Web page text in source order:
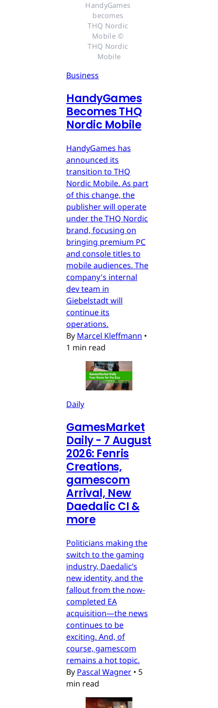
HandyGames
becomes
THQ Nordic
Mobile ©
THQ Nordic
Mobile
Business
HandyGames
Becomes THQ
Nordic Mobile
HandyGames has
announced its
transition to THQ
Nordic Mobile. As part
of this change, the
publisher will operate
under the THQ Nordic
brand, focusing on
bringing premium PC
and console titles to
mobile audiences. The
company's internal
dev team in
Giebelstadt will
continue its
operations.
By Marcel Kleffmann •
1 min read
Daily
GamesMarket
Daily - 7 August
2026: Fenris
Creations,
gamescom
Arrival, New
Daedalic CI &
more
Politicians making the
switch to the gaming
industry, Daedalic’s
new identity, and the
fallout from the now-
completed EA
acquisition—the news
continues to be
exciting. And, of
course, gamescom
remains a hot topic.
By Pascal Wagner • 5
min read